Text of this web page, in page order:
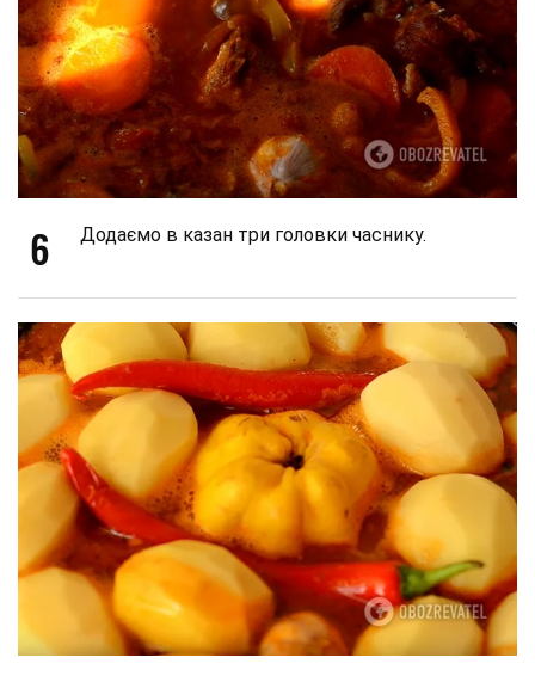
6 Додаємо в казан три головки часнику.